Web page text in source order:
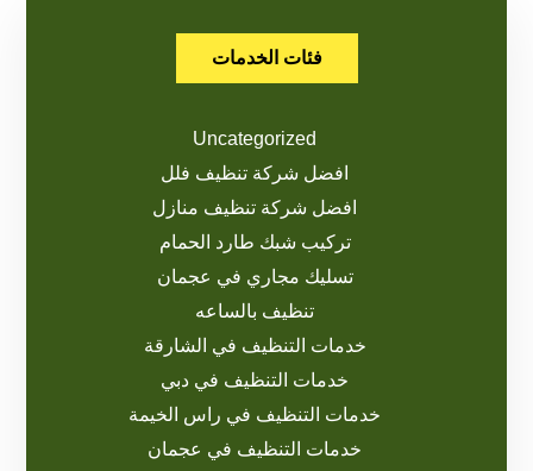
فئات الخدمات
Uncategorized
افضل شركة تنظيف فلل
افضل شركة تنظيف منازل
تركيب شبك طارد الحمام
تسليك مجاري في عجمان
تنظيف بالساعه
خدمات التنظيف في الشارقة
خدمات التنظيف في دبي
خدمات التنظيف في راس الخيمة
خدمات التنظيف في عجمان